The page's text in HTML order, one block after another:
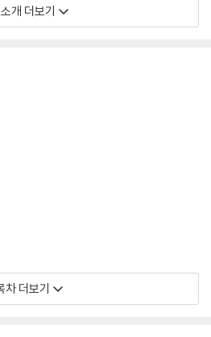
때는 1996년이다. 시공주니어 출판사에
버랜드 story books’ 시리즈로 처음 선보
. 쇄를 거듭하며 큰 사랑을 받은 『내 이름
판이 출간된다.
위한 그림책!
어요.
해
위로의 메시지입니다.
개 더보기
차 더보기